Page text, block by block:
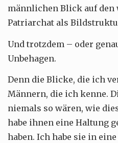
männlichen Blick auf den
Patriarchat als
Und trotzdem – oder
Unbehagen.
Denn die Blicke, die ich
Männern, die ich kenne.
niemals so wären, wie
habe ihnen eine Haltung
haben. Ich habe sie in